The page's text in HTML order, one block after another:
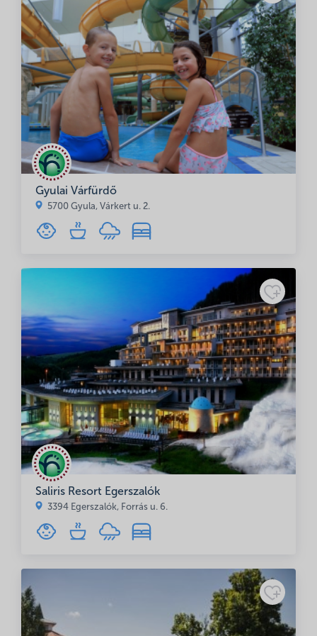
Adatkezelési
tájékoztató
Gyulai Várfürdő
5700 Gyula, Várkert u. 2.
Saliris Resort Egerszalók
3394 Egerszalók, Forrás u. 6.